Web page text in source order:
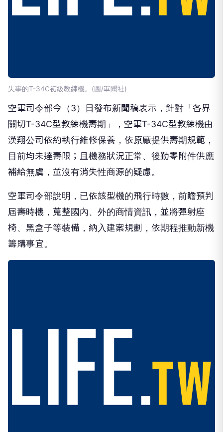
失事的T-34C初級教練機。(圖/軍聞社)
空軍司令部今（3）日發布新聞稿表示，針對「各界
關切T-34C型教練機壽期」，空軍T-34C型教練機由
漢翔公司依約執行維修保養，依原廠提供壽期規範，
目前均未達壽限；且機務狀況正常、後勤零附件供應
補給無虞，並沒有消失性商源的疑慮。
空軍司令部說明，已依該型機的飛行時數，前瞻預判
屆壽時機，蒐整國內、外的商情資訊，並將彈射座
椅、黑盒子等裝備，納入建案規劃，依期程推動新機
籌購事宜。